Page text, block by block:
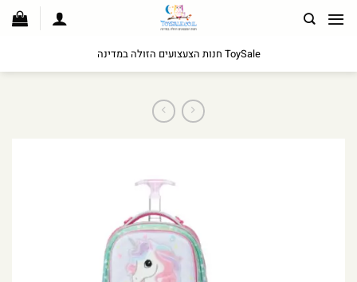
לתוכן
ToySale חנות הצעצועים הזולה במדינה